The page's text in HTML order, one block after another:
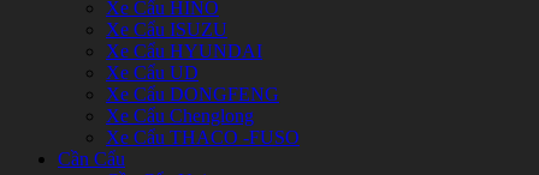
Xe Cẩu HINO
Xe Cẩu ISUZU
Xe Cẩu HYUNDAI
Xe Cẩu UD
Xe Cẩu DONGFENG
Xe Cẩu Chenglong
Xe Cẩu THACO -FUSO
Cần Cẩu